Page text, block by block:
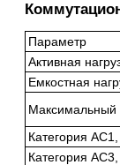
Параметр
Активная
Емкостная
Максимальный
Категория
Категория